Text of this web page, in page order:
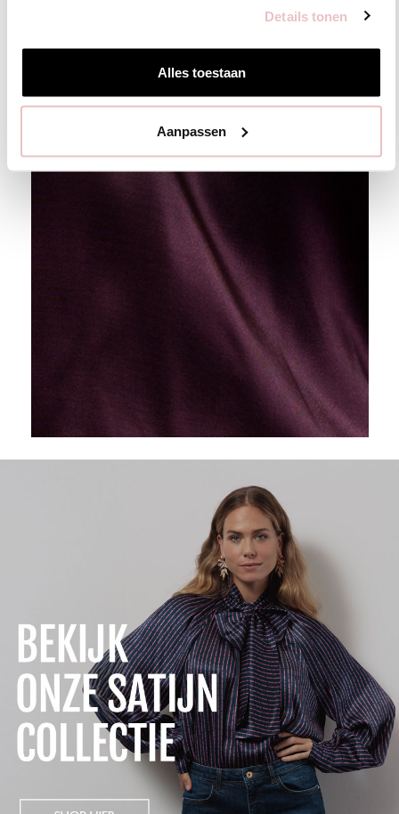
Details tonen
Alles toestaan
Aanpassen
worden nog weleens met elkaar verward. Zijde kan ook in
een satijn binding geweven worden, dus er bestaat ook